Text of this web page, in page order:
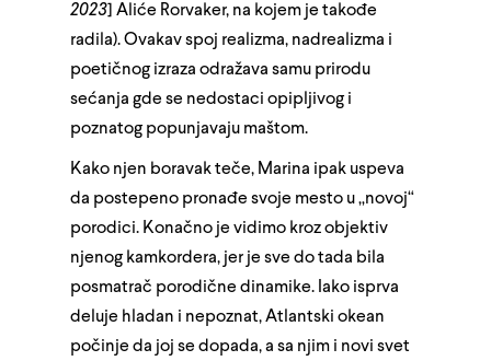
2023 ] Aliće Rorvaker, na kojem je takođe
radila). Ovakav spoj realizma, nadrealizma i
poetičnog izraza odražava samu prirodu
sećanja gde se nedostaci opipljivog i
poznatog popunjavaju maštom.
Kako njen boravak teče, Marina ipak uspeva
da postepeno pronađe svoje mesto u „novoj“
porodici. Konačno je vidimo kroz objektiv
njenog kamkordera, jer je sve do tada bila
posmatrač porodične dinamike. Iako isprva
deluje hladan i nepoznat, Atlantski okean
počinje da joj se dopada, a sa njim i novi svet